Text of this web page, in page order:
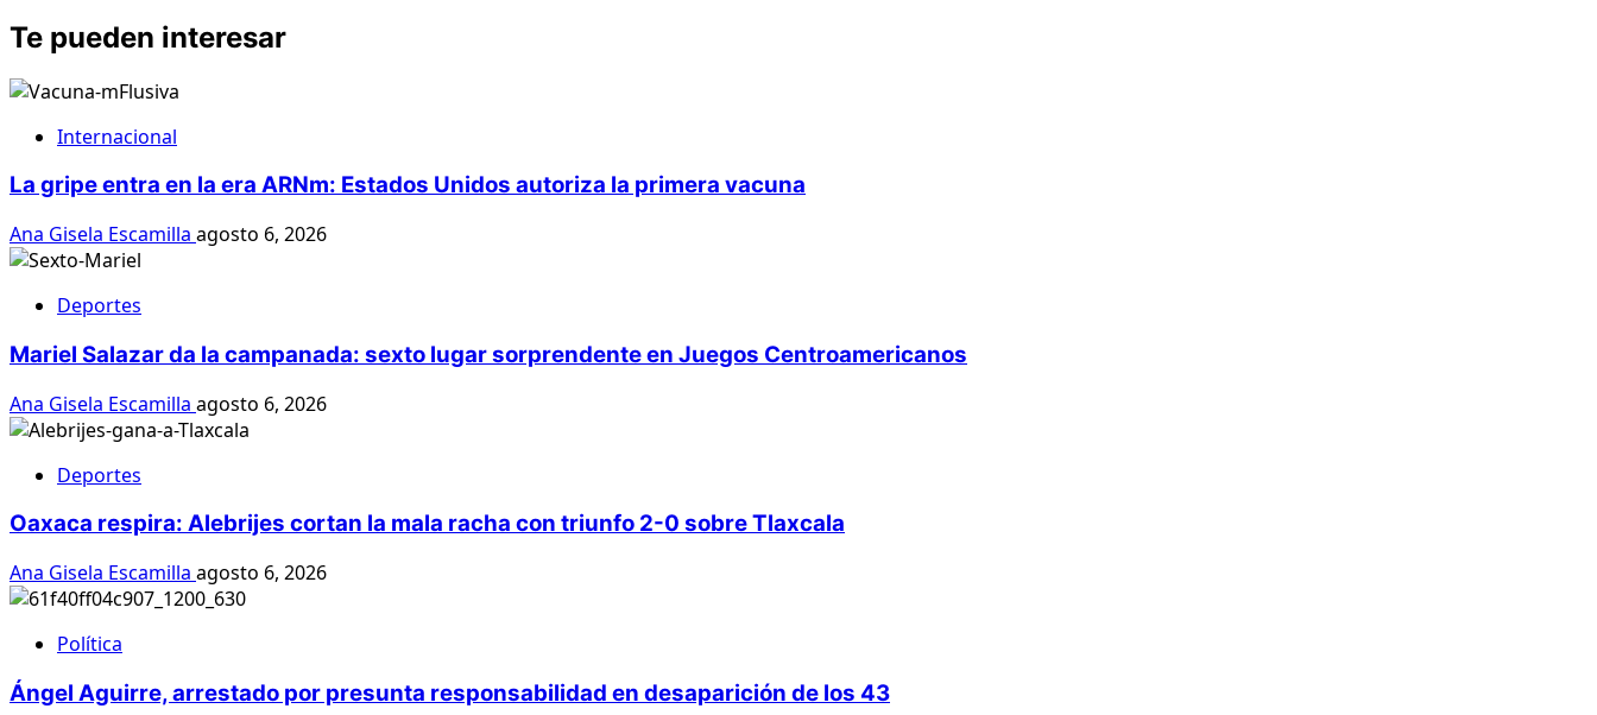
Te pueden interesar
Internacional
La gripe entra en la era ARNm: Estados Unidos autoriza la primera vacuna
Ana Gisela Escamilla agosto 6, 2026
Deportes
Mariel Salazar da la campanada: sexto lugar sorprendente en Juegos Centroamericanos
Ana Gisela Escamilla agosto 6, 2026
Deportes
Oaxaca respira: Alebrijes cortan la mala racha con triunfo 2-0 sobre Tlaxcala
Ana Gisela Escamilla agosto 6, 2026
Política
Ángel Aguirre, arrestado por presunta responsabilidad en desaparición de los 43